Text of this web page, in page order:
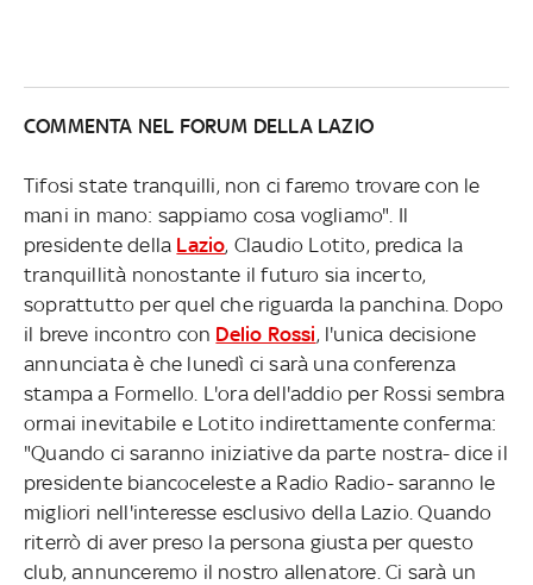
COMMENTA NEL FORUM DELLA LAZIO
Tifosi state tranquilli, non ci faremo trovare con le
mani in mano: sappiamo cosa vogliamo". Il
presidente della Lazio, Claudio Lotito, predica la
tranquillità nonostante il futuro sia incerto,
soprattutto per quel che riguarda la panchina. Dopo
il breve incontro con Delio Rossi, l'unica decisione
annunciata è che lunedì ci sarà una conferenza
stampa a Formello. L'ora dell'addio per Rossi sembra
ormai inevitabile e Lotito indirettamente conferma:
"Quando ci saranno iniziative da parte nostra- dice il
presidente biancoceleste a Radio Radio- saranno le
migliori nell'interesse esclusivo della Lazio. Quando
riterrò di aver preso la persona giusta per questo
club, annunceremo il nostro allenatore. Ci sarà un